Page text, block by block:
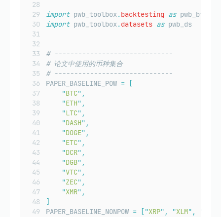
import pwb_toolbox.backtesting as pwb_bt
import pwb_toolbox.datasets as pwb_ds
# ------------------------------
# 论文中使用的币种集合
# ------------------------------
PAPER_BASELINE_POW =
[
"BTC" ,
"ETH" ,
"LTC" ,
"DASH" ,
"DOGE" ,
"ETC" ,
"DCR" ,
"DGB" ,
"VTC" ,
"ZEC" ,
"XMR" ,
]
PAPER_BASELINE_NONPOW = ["XRP" , "XLM" , "